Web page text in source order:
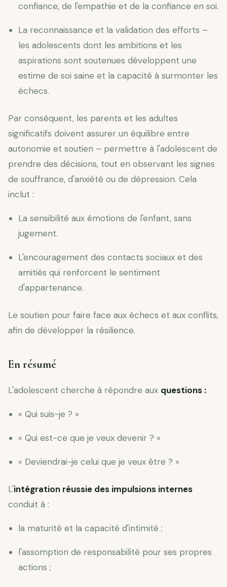
confiance, de l'empathie et de la confiance en soi.
La reconnaissance et la validation des efforts –
les adolescents dont les ambitions et les
aspirations sont soutenues développent une
estime de soi saine et la capacité à surmonter les
échecs.
Par conséquent, les parents et les adultes
significatifs doivent assurer un équilibre entre
autonomie et soutien – permettre à l'adolescent de
prendre des décisions, tout en observant les signes
de souffrance, d'anxiété ou de dépression. Cela
inclut :
La sensibilité aux émotions de l'enfant, sans
jugement.
L'encouragement des contacts sociaux et des
amitiés qui renforcent le sentiment
d'appartenance.
Le soutien pour faire face aux échecs et aux conflits,
afin de développer la résilience.
En résumé
L'adolescent cherche à répondre aux questions :
« Qui suis-je ? »
« Qui est-ce que je veux devenir ? »
« Deviendrai-je celui que je veux être ? »
L'intégration réussie des impulsions internes
conduit à :
la maturité et la capacité d'intimité ;
l'assomption de responsabilité pour ses propres
actions ;